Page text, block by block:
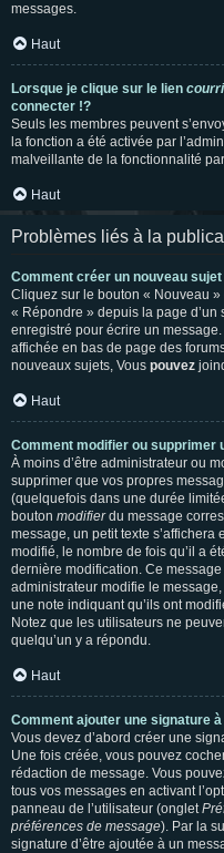
messages.
Haut
Lorsque je clique sur le lien
connecter !?
Seuls les membres peuvent
la fonction a été activée par
malveillante de la fonctionnalité
Haut
Problèmes liés à la
Comment créer un nouveau
Cliquez sur le bouton « Nouveau
« Répondre » depuis la page d’un
enregistré pour écrire un
affichée en bas de page des
nouveaux sujets, Vous pouvez
Haut
Comment modifier ou supprimer
À moins d’être administrateur ou
supprimer que vos propres
(quelquefois dans une durée
bouton modifierdu message
message, un petit texte s’affichera
modifié, le nombre de fois qu’il a
dernière modification. Ce
administrateur modifie le
une note indiquant qu’ils ont
Notez que les utilisateurs ne
quelqu’un y a répondu.
Haut
Comment ajouter une signature
Vous devez d’abord créer une
Une fois créée, vous pouvez
rédaction de message. Vous
tous vos messages en activant
panneau de l’utilisateur (onglet
préférences de message). Par la
signature d’être ajoutée à un